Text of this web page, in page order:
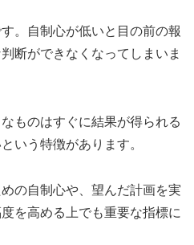
。自制心が低いと目の前の報
断ができなくなってしまいま
ものはすぐに結果が得られる
いう特徴があります。
の自制心や、望んだ計画を実
を高める上でも重要な指標に